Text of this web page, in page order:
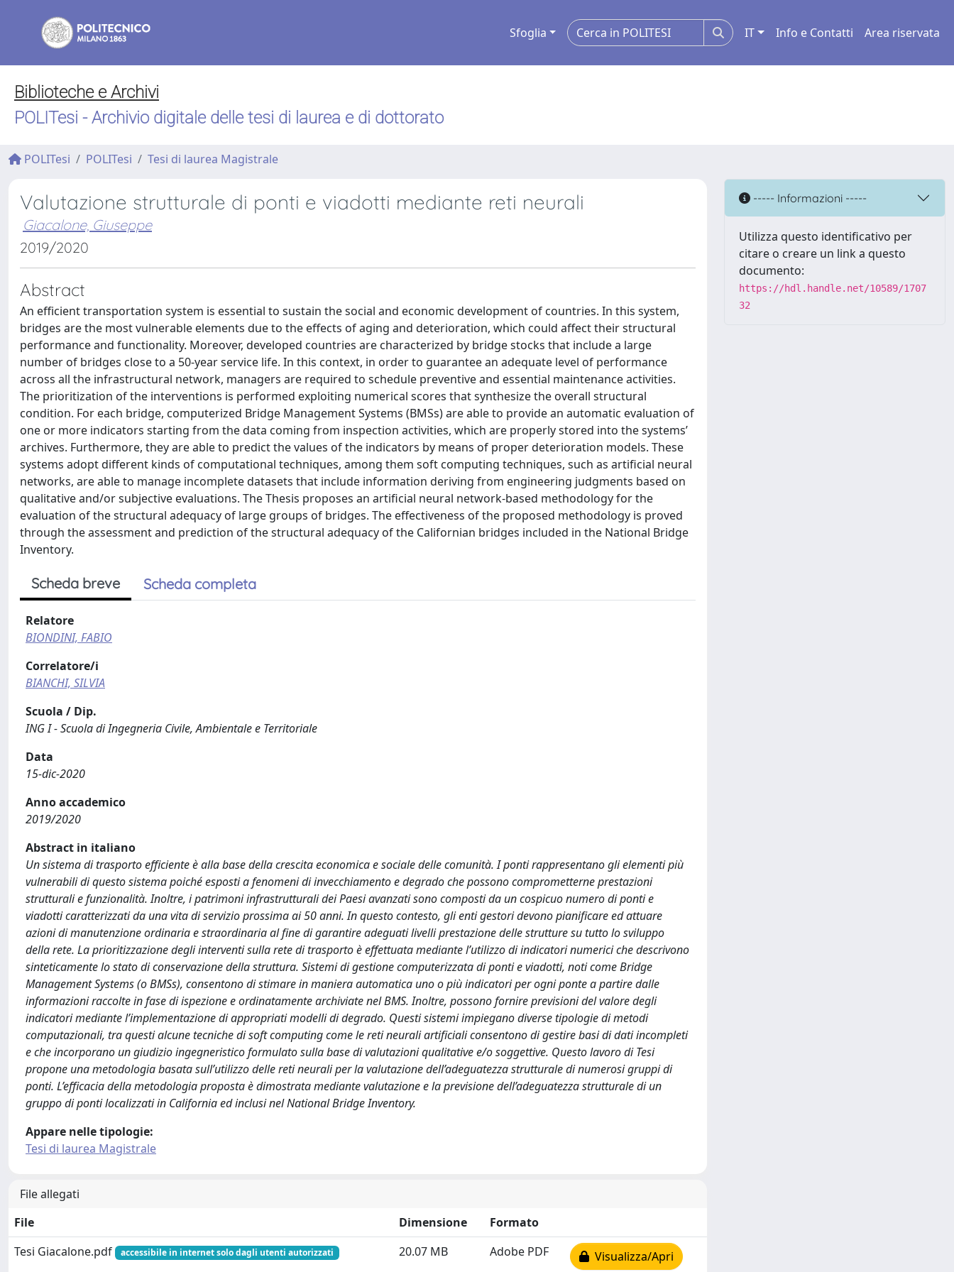
Sfoglia IT Info e Contatti Area riservata
Biblioteche e Archivi
POLITesi - Archivio digitale delle tesi di laurea e di dottorato
POLITesi POLITesi Tesi di laurea Magistrale
Valutazione strutturale di ponti e viadotti mediante reti neurali
Giacalone, Giuseppe
2019/2020
Abstract
An efficient transportation system is essential to sustain the social and economic development of countries. In this system,
bridges are the most vulnerable elements due to the effects of aging and deterioration, which could affect their structural
performance and functionality. Moreover, developed countries are characterized by bridge stocks that include a large
number of bridges close to a 50-year service life. In this context, in order to guarantee an adequate level of performance
across all the infrastructural network, managers are required to schedule preventive and essential maintenance activities.
The prioritization of the interventions is performed exploiting numerical scores that synthesize the overall structural
condition. For each bridge, computerized Bridge Management Systems (BMSs) are able to provide an automatic evaluation of
one or more indicators starting from the data coming from inspection activities, which are properly stored into the systems’
archives. Furthermore, they are able to predict the values of the indicators by means of proper deterioration models. These
systems adopt different kinds of computational techniques, among them soft computing techniques, such as artificial neural
networks, are able to manage incomplete datasets that include information deriving from engineering judgments based on
qualitative and/or subjective evaluations. The Thesis proposes an artificial neural network-based methodology for the
evaluation of the structural adequacy of large groups of bridges. The effectiveness of the proposed methodology is proved
through the assessment and prediction of the structural adequacy of the Californian bridges included in the National Bridge
Inventory.
Scheda breve Scheda completa
Relatore
BIONDINI, FABIO
Correlatore/i
BIANCHI, SILVIA
Scuola / Dip.
ING I - Scuola di Ingegneria Civile, Ambientale e Territoriale
Data
15-dic-2020
Anno accademico
2019/2020
Abstract in italiano
Un sistema di trasporto efficiente è alla base della crescita economica e sociale delle comunità. I ponti rappresentano gli elementi più
vulnerabili di questo sistema poiché esposti a fenomeni di invecchiamento e degrado che possono comprometterne prestazioni
strutturali e funzionalità. Inoltre, i patrimoni infrastrutturali dei Paesi avanzati sono composti da un cospicuo numero di ponti e
viadotti caratterizzati da una vita di servizio prossima ai 50 anni. In questo contesto, gli enti gestori devono pianificare ed attuare
azioni di manutenzione ordinaria e straordinaria al fine di garantire adeguati livelli prestazione delle strutture su tutto lo sviluppo
della rete. La prioritizzazione degli interventi sulla rete di trasporto è effettuata mediante l’utilizzo di indicatori numerici che descrivono
sinteticamente lo stato di conservazione della struttura. Sistemi di gestione computerizzata di ponti e viadotti, noti come Bridge
Management Systems (o BMSs), consentono di stimare in maniera automatica uno o più indicatori per ogni ponte a partire dalle
informazioni raccolte in fase di ispezione e ordinatamente archiviate nel BMS. Inoltre, possono fornire previsioni del valore degli
indicatori mediante l’implementazione di appropriati modelli di degrado. Questi sistemi impiegano diverse tipologie di metodi
computazionali, tra questi alcune tecniche di soft computing come le reti neurali artificiali consentono di gestire basi di dati incompleti
e che incorporano un giudizio ingegneristico formulato sulla base di valutazioni qualitative e/o soggettive. Questo lavoro di Tesi
propone una metodologia basata sull’utilizzo delle reti neurali per la valutazione dell’adeguatezza strutturale di numerosi gruppi di
ponti. L’efficacia della metodologia proposta è dimostrata mediante valutazione e la previsione dell’adeguatezza strutturale di un
gruppo di ponti localizzati in California ed inclusi nel National Bridge Inventory.
Appare nelle tipologie:
Tesi di laurea Magistrale
File allegati
File
Dimensione
Formato
Tesi Giacalone.pdf
accessibile in internet solo dagli utenti autorizzati 20.07 MB Adobe PDF Visualizza/Apri
----- Informazioni -----
Utilizza questo identificativo per
citare o creare un link a questo
documento:
https://hdl.handle.net/10589/1707
32